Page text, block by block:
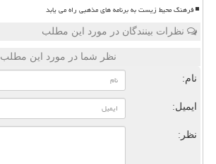
فرهنگ محیط زیست به برنامه های مذهبی راه می یابد
نظرات بینندگان در مورد این مطلب
نظر شما در مورد این مطلب
نام:
ایمیل:
نظر: